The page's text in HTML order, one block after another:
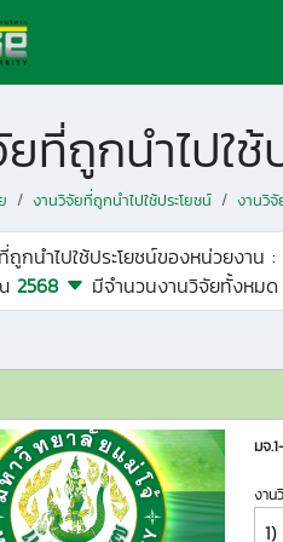
ที่ถูกนำไปใ
งานวิจัยที่ถูกนำไปใช้ประโยชน์ งานวิ
กนำไปใช้ประโยชน์ของหน่วยงาน :
2568 มีจำนวนงานวิจัยทั้งหมด
มจ
งาน
1)